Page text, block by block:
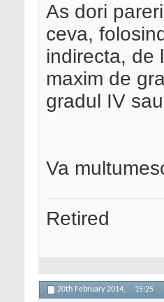
As dori
ceva,
indirecta, de
maxim de
gradul IV
Va
Retired
20th February 2014, 15:25